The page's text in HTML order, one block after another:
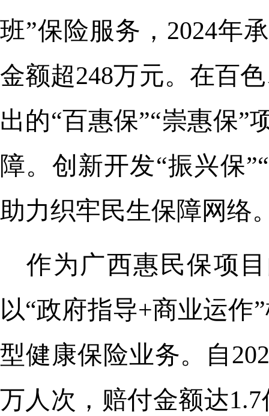
班”保险服务，2024年
金额超248万元。在百
出的“百惠保”“崇惠保”
障。创新开发“振兴保
助力织牢民生保障网络
作为广西惠民保项
以“政府指导+商业运作
型健康保险业务。自
万人次，赔付金额达